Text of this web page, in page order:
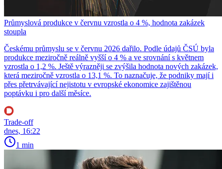
Průmyslová produkce v červnu vzrostla o 4 %, hodnota zakázek
stoupla
Českému průmyslu se v červnu 2026 dařilo. Podle údajů ČSÚ byla
produkce meziročně reálně vyšší o 4 % a ve srovnání s květnem
vzrostla o 1,2 %. Ještě výrazněji se zvýšila hodnota nových zakázek,
která meziročně vzrostla o 13,1 %. To naznačuje, že podniky mají i
přes přetrvávající nejistotu v evropské ekonomice zajištěnou
poptávku i pro další měsíce.
Trade-off
dnes, 16:22
1 min